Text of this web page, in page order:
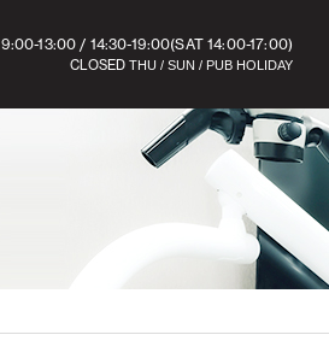
9:00-13:00 / 14:30-19:00(SAT 14:00-17:00)
CLOSED THU / SUN / PUB HOLIDAY